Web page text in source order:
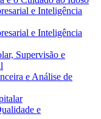
e Inteligência
e Inteligência
Supervisão e
e Análise de
e